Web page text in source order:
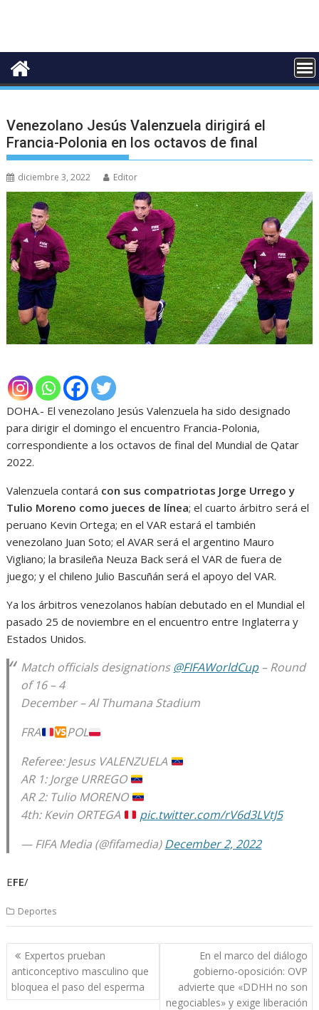
Venezolano Jesús Valenzuela dirigirá el
Francia-Polonia en los octavos de final
diciembre 3, 2022 Editor
DOHA.- El venezolano Jesús Valenzuela ha sido designado
para dirigir el domingo el encuentro Francia-Polonia,
correspondiente a los octavos de final del Mundial de Qatar
2022.
Valenzuela contará con sus compatriotas Jorge Urrego y
Tulio Moreno como jueces de línea; el cuarto árbitro será el
peruano Kevin Ortega; en el VAR estará el también
venezolano Juan Soto; el AVAR será el argentino Mauro
Vigliano; la brasileña Neuza Back será el VAR de fuera de
juego; y el chileno Julio Bascuñán será el apoyo del VAR.
Ya los árbitros venezolanos habían debutado en el Mundial el
pasado 25 de noviembre en el encuentro entre Inglaterra y
Estados Unidos.
Match officials designations@FIFAWorldCup– Round
of 16 – 4
December – Al Thumana Stadium
FRA
POL
Referee: Jesus VALENZUELA
AR 1: Jorge URREGO
AR 2: Tulio MORENO
4th: Kevin ORTEGA
pic.twitter.com/rV6d3LVtJ5
— FIFA Media (@fifamedia)December 2, 2022
EFE/
Deportes
Navegación
de
entradas
Expertos prueban
anticonceptivo masculino que
bloquea el paso del esperma
En el marco del diálogo
gobierno-oposición: OVP
advierte que «DDHH no son
negociables» y exige liberación